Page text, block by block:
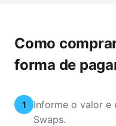
Como
forma de
1
Informe o valor e
Swaps.